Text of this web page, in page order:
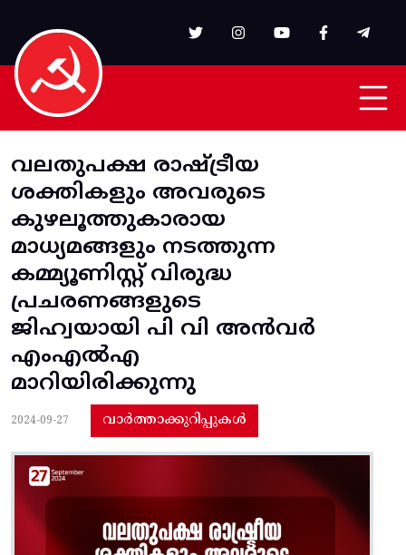
വലതുപക്ഷ രാഷ്ട്രീയ
ശക്തികളും അവരുടെ
കുഴലൂത്തുകാരായ
മാധ്യമങ്ങളും നടത്തുന്ന
കമ്മ്യൂണിസ്റ്റ് വിരുദ്ധ
പ്രചരണങ്ങളുടെ
ജിഹ്വയായി പി വി അൻവർ
എംഎൽഎ
മാറിയിരിക്കുന്നു
2024-09-27 വാർത്താക്കുറിപ്പുകൾ